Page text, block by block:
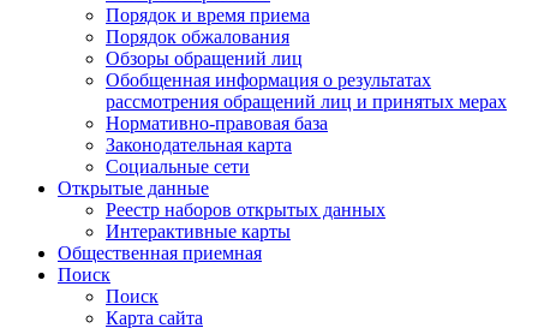
Порядок и время приема
Порядок обжалования
Обзоры обращений лиц
Обобщенная информация о результатах
рассмотрения обращений лиц и принятых мерах
Нормативно-правовая база
Законодательная карта
Социальные сети
Открытые данные
Реестр наборов открытых данных
Интерактивные карты
Общественная приемная
Поиск
Поиск
Карта сайта